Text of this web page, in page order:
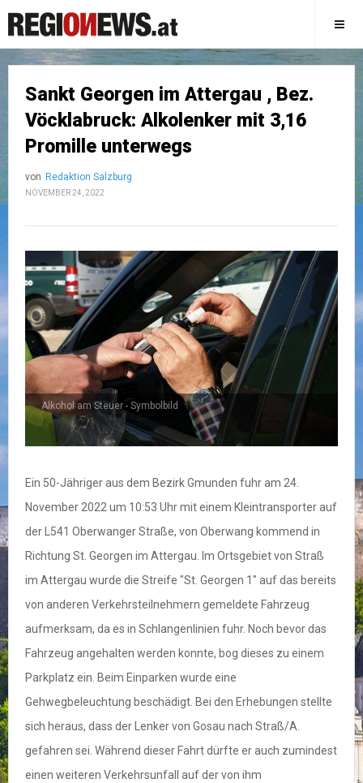
Sankt Georgen im Attergau , Bez.
Vöcklabruck: Alkolenker mit 3,16
Promille unterwegs
von Redaktion Salzburg
NOVEMBER 24, 2022
Alkohol am Steuer - Symbolbild
Ein 50-Jähriger aus dem Bezirk Gmunden fuhr am 24.
November 2022 um 10:53 Uhr mit einem Kleintransporter auf
der L541 Oberwanger Straße, von Oberwang kommend in
Richtung St. Georgen im Attergau. Im Ortsgebiet von Straß
im Attergau wurde die Streife "St. Georgen 1" auf das bereits
von anderen Verkehrsteilnehmern gemeldete Fahrzeug
aufmerksam, da es in Schlangenlinien fuhr. Noch bevor das
Fahrzeug angehalten werden konnte, bog dieses zu einem
Parkplatz ein. Beim Einparken wurde eine
Gehwegbeleuchtung beschädigt. Bei den Erhebungen stellte
sich heraus, dass der Lenker von Gosau nach Straß/A.
gefahren sei. Während dieser Fahrt dürfte er auch zumindest
einen weiteren Verkehrsunfall auf der von ihm